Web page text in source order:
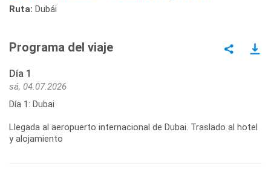
Ruta: Dubái
Programa del viaje
Día 1
sá, 04.07.2026
Día 1: Dubai
Llegada al aeropuerto internacional de Dubai. Traslado al hotel
y alojamiento